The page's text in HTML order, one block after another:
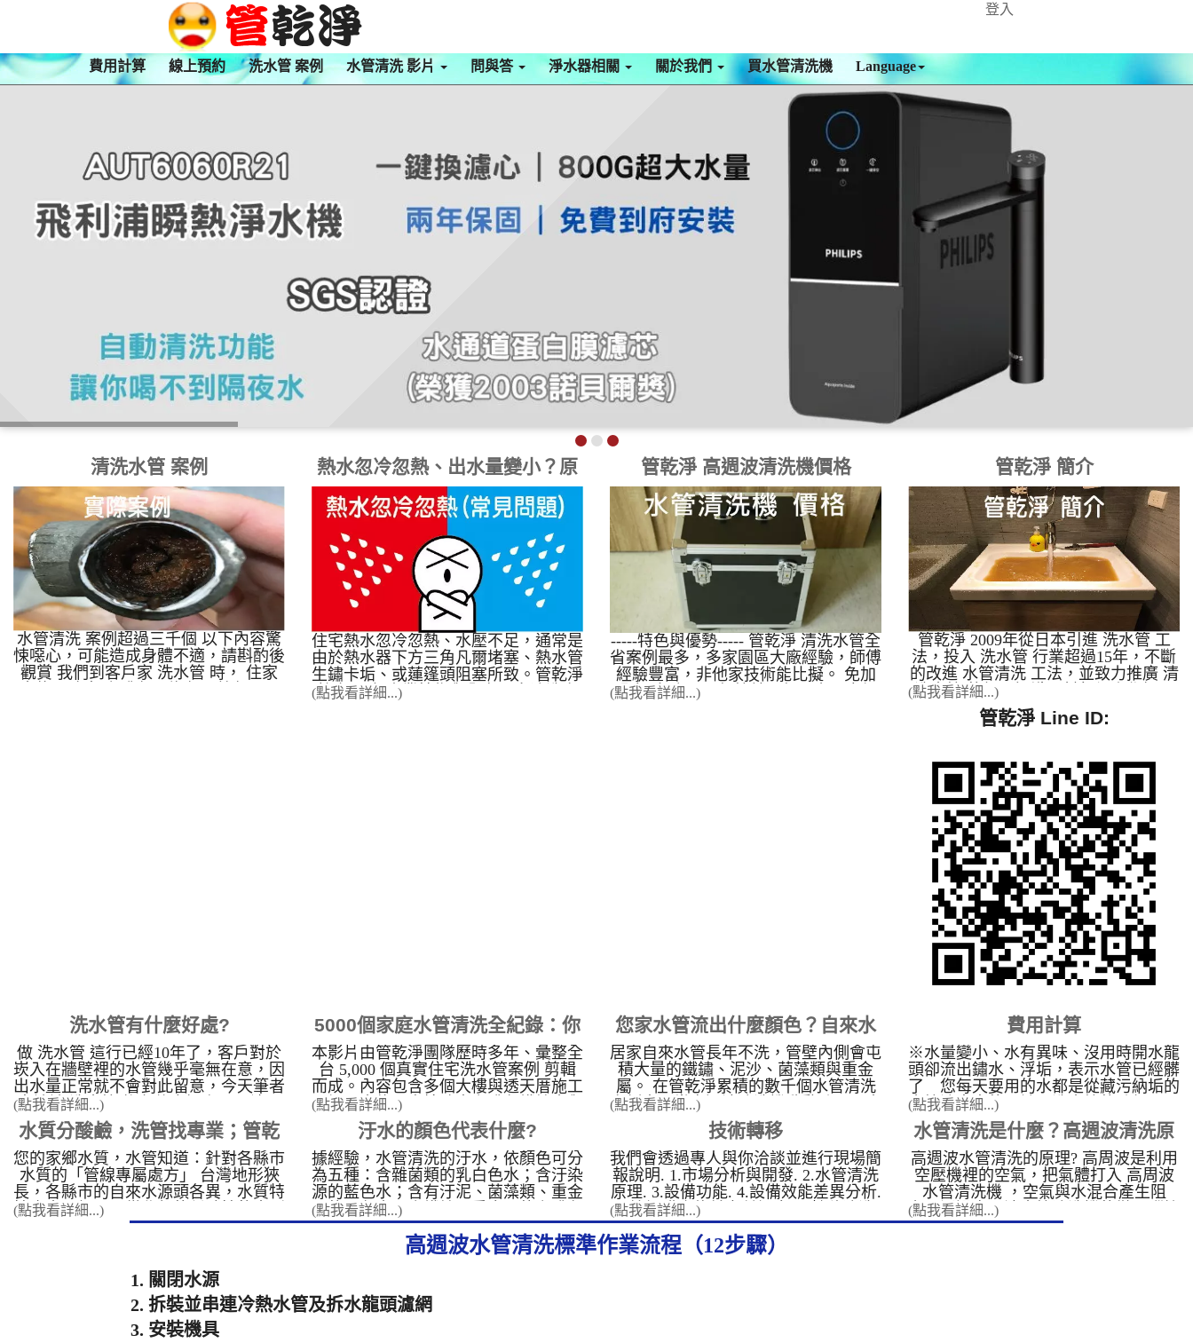
登入
費用計算 線上預約 洗水管 案例 水管清洗 影片 問與答 淨水器相關 關於我們 買水管清洗機 Language
購買飛利浦瞬熱淨水機
洽0915888575 林先生
清洗水管 案例
水管清洗 案例超過三千個 以下內容驚
悚噁心，可能造成身體不適，請斟酌後
觀賞 我們到客戶家 洗水管 時， 住家
熱水忽冷忽熱、出水量變小？原
因與解決方案
住宅熱水忽冷忽熱、水壓不足，通常是
由於熱水器下方三角凡爾堵塞、熱水管
生鏽卡垢、或蓮篷頭阻塞所致。管乾淨
擁有 17年專業技術與全台最多清洗案
顏色，每次洗手或洗澡後，皮膚會覺得
莫名的發癢，都是管壁上種種的雜質及
細菌造成的。 以下為精選影片分享
台北市 士林區 芝玉路二段 清洗水管
彰化 花壇 清洗水管 南投 竹山 某公司
竹北白地 水管清洗 香山 福樹街 清
洗水管 - 我家有泡沫紅茶 新竹南大路
水管清洗 之我家有果汁 以下為精選
圖片分享
(點我看詳細...)
管乾淨 高週波清洗機價格
-----特色與優勢----- 管乾淨 清洗水管全
省案例最多，多家園區大廠經驗，師傅
經驗豐富，非他家技術能比擬。 免加
盟金, 免店面，無管銷，無壓力，市場
目標。管乾淨很重視服務態度與客戶滿
意度，讓這個水管清洗的行業可以發揚
光大，我們就是希望讓加盟商們可以比
管乾淨技術更精良，服務更好。 我們
擁有全台灣最全面、最多元的清洗水管
成功案例(全省實際案例最多)，無論您
的需求多複雜，我們都有專業的解決方
案與實戰經驗： 高規格廠房設備清
洗： 科學園區： 精密儀器與機台管路
的專業清洗案例，確保生產製程不受影
響。 食品工廠： 嚴格標準的生產管線
與機台清洗，符合最高衛生要求。 工
廠散熱設備： 專業清洗散熱系統的機
台與管路，有效提升降溫效率，節省能
源。 營業與公共場所管路維護： 飯店
(點我看詳細...)
管乾淨 簡介
管乾淨 2009年從日本引進 洗水管 工
法，投入 洗水管 行業超過15年，不斷
的改進 水管清洗 工法，並致力推廣 清
洗水管 的相關知識，幫每個人作好居
家用水的把關，讓每個人都有健康的身
體。 管乾淨 2012年 自創特殊 清洗水
放廠商加盟。 管乾淨 2014年 全省 洗
水管 案例最多，成功案例高達99.5%。
本公司全省實際案例最多，提供加盟
經銷商最新自來水管清洗洗淨技術，來
為各地的住宅／工廠／醫院／學校 / 工
廠機台做自來水管清洗服務。本公司不
收加盟業者之加盟金、權利金，並提供
加盟業者技術轉移及市場開發資訊，水
管清洗機可應用於：醫院／學校／ 工
廠機台與一般住宅的給自來水管污垢洗
淨。 營業項目： 一、一般住家、機
關學校、飯店、公司、工廠機台各項管
路之管垢洗淨作業及水質改善工程。
二、開放全省加盟經銷，並提供各種技
活品質提高及對養生的概念高漲，卻不
知水管裡面有重金屬及細菌，以為只要
裝了RO逆滲透就可以安心的用水，卻
不知道淨水器只能把雜質過濾乾淨，無
法處理細菌，同時在洗澡時也不知重金
屬會慢慢從人體皮膚吸收至體內，日積
月累會造成皮膚病變，所以本公司努力
推廣給大眾了解，讓大眾能重視家庭
水管清洗 的重要性。 因台灣工業發
達並不斷的進步，導致各種的污染產
生，間接或直接的影響到水的品質。長
久以來，人們對於生活用水的維護。對
於 洗水管 非常陌生。其原因是 清洗水
(點我看詳細...)
管乾淨 Line ID:
洗水管有什麼好處?
做 洗水管 這行已經10年了，客戶對於
崁入在牆壁裡的水管幾乎毫無在意，因
出水量正常就不會對此留意，今天筆者
來談談 洗水管 後有什麼好處？ 1.濾心
壽命比較長，濾心比較不容易髒 原本
更換後濾心一個禮拜就會變紅的，洗完
後六個月都不會髒，可省下不少成本。
&nbsp; 2.不須買桶裝水就� ...
(點我看詳細...)
5000個家庭水管清洗全紀錄：你
所不知道的自來水管壁污染
本影片由管乾淨團隊歷時多年、彙整全
台 5,000 個真實住宅洗水管案例 剪輯
而成。內容包含多個大樓與透天厝施工
現場，水龍頭直接噴出咖啡色鐵鏽水與
黑綠色菌藻污水的真實畫面（畫面恐謹
慎觀賞）。 本影片核心展示之技術與
用水知識： 水管卡垢的成因： 自來水
中的鈣鎂離子、餘氯與老� ...
(點我看詳細...)
您家水管流出什麼顏色？自來水
管壁髒污對水質與水壓的關鍵影
響
居家自來水管長年不洗，管壁內側會屯
積大量的鐵鏽、泥沙、菌藻類與重金
屬。 在管乾淨累積的數千個水管清洗
案例中，當高週波清洗機啟動時，原本
透明的自來水往往會轉變成驚人的「五
彩污水」。這些洗出來的污水顏色，直
接對應了管線內部的特定化學與生物污
染物： 水管污水顏色與污染物� ...
(點我看詳細...)
費用計算
※水量變小、水有異味、沒用時開水龍
頭卻流出鏽水、浮垢，表示水管已經髒
了 您每天要用的水都是從藏污納垢的
水管流出來的，該是洗水管的時候了！
下單後會與您約時間，工作時間約2小
時，屋齡較久的房子清洗時間加長(不
加價)，歡迎來留言洽詢！
(點我看詳細...)
水質分酸鹼，洗管找專業；管乾
淨出手，替您的水管洗乾淨
您的家鄉水質，水管知道：針對各縣市
水質的「管線專屬處方」 台灣地形狹
長，各縣市的自來水源頭各異，水質特
性也大不相同。從北部的偏酸性軟水到
中南部的偏鹼性硬水，這些看不見的化
性水質與鐵鏽的博弈 如雙北、基� ...
(點我看詳細...)
汙水的顏色代表什麼?
據經驗，水管清洗的汙水，依顏色可分
為五種：含雜菌類的乳白色水；含汙染
源的藍色水；含有汙泥、菌藻類、重金
屬的黑色水；含鐵鏽、重金屬的咖啡色
水；含有菌藻類的綠水。 汙水顏色濃
淡也會因為當地的水質、水壓、水管的
長短有所不一樣。 &nbsp; 乳白色水 這
(點我看詳細...)
技術轉移
我們會透過專人與你洽談並進行現場簡
報說明. 1.市場分析與開發. 2.水管清洗
原理. 3.設備功能. 4.設備效能差異分析.
5.簽訂購合約並交付訂金. 6.轉移清洗
技術(現場教學)，設備操作說明. 7.接案
教學. 8.網路行銷教學. 9.高週波設備保
固期自交機起算3年.人為操作不當及外
(點我看詳細...)
水管清洗是什麼？高週波清洗原
理介紹
高週波水管清洗的原理? 高周波是利用
空壓機裡的空氣，把氣體打入 高周波
水管清洗機 ，空氣與水混合產生阻
力，透過高周波水管清洗機的微電腦控
制高壓電磁閥，一開一關之間就形成高
(點我看詳細...)
高週波水管清洗標準作業流程（12步驟）
1. 關閉水源
2. 拆裝並串連冷熱水管及拆水龍頭濾網
3. 安裝機具